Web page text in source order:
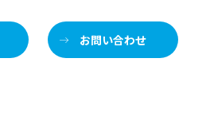
お問い合わせ